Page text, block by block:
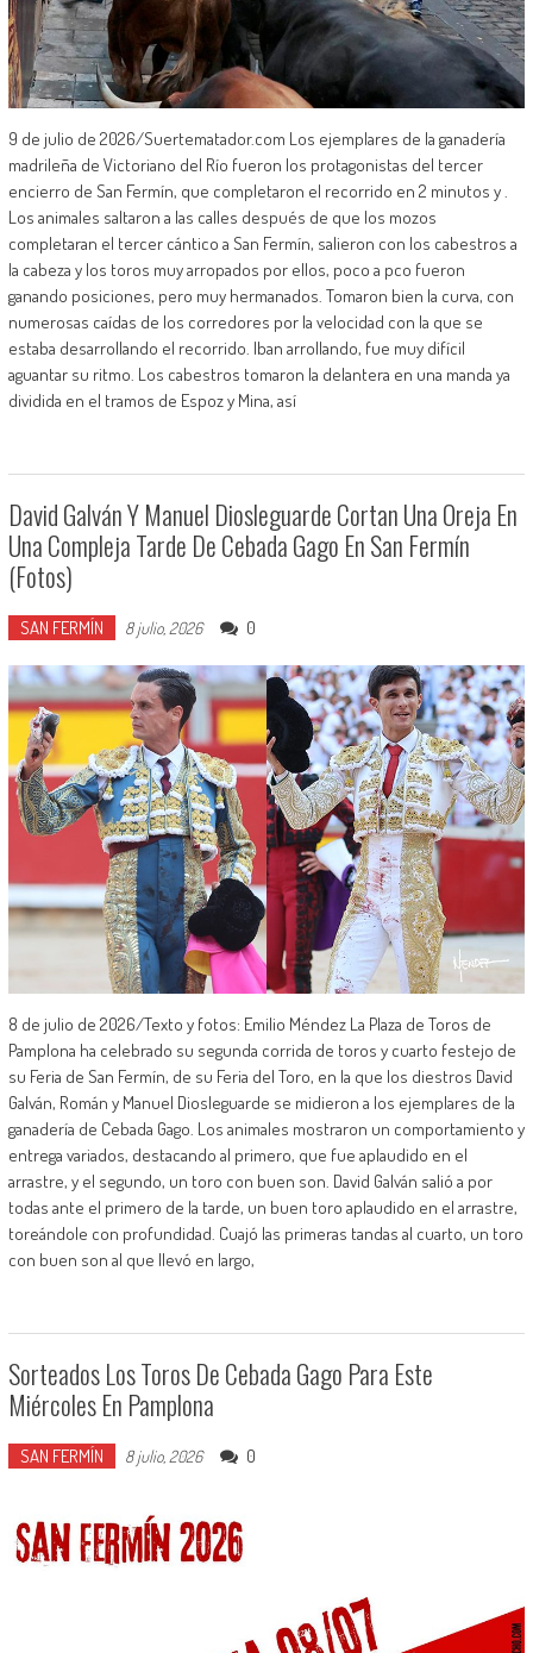
9 de julio de 2026/Suertematador.com Los ejemplares de la ganadería
madrileña de Victoriano del Río fueron los protagonistas del tercer
encierro de San Fermín, que completaron el recorrido en 2 minutos y .
Los animales saltaron a las calles después de que los mozos
completaran el tercer cántico a San Fermín, salieron con los cabestros a
la cabeza y los toros muy arropados por ellos, poco a pco fueron
ganando posiciones, pero muy hermanados. Tomaron bien la curva, con
numerosas caídas de los corredores por la velocidad con la que se
estaba desarrollando el recorrido. Iban arrollando, fue muy difícil
aguantar su ritmo. Los cabestros tomaron la delantera en una manda ya
dividida en el tramos de Espoz y Mina, así
David Galván Y Manuel Diosleguarde Cortan Una Oreja En
Una Compleja Tarde De Cebada Gago En San Fermín
(Fotos)
SAN FERMÍN 8 julio, 2026 0
8 de julio de 2026/Texto y fotos: Emilio Méndez La Plaza de Toros de
Pamplona ha celebrado su segunda corrida de toros y cuarto festejo de
su Feria de San Fermín, de su Feria del Toro, en la que los diestros David
Galván, Román y Manuel Diosleguarde se midieron a los ejemplares de la
ganadería de Cebada Gago. Los animales mostraron un comportamiento y
entrega variados, destacando al primero, que fue aplaudido en el
arrastre, y el segundo, un toro con buen son. David Galván salió a por
todas ante el primero de la tarde, un buen toro aplaudido en el arrastre,
toreándole con profundidad. Cuajó las primeras tandas al cuarto, un toro
con buen son al que llevó en largo,
Sorteados Los Toros De Cebada Gago Para Este
Miércoles En Pamplona
SAN FERMÍN 8 julio, 2026 0